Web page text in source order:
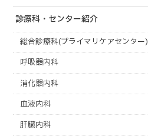
診療科・センター紹介
総合診療科(プライマリケアセンター)
呼吸器内科
消化器内科
血液内科
肝臓内科